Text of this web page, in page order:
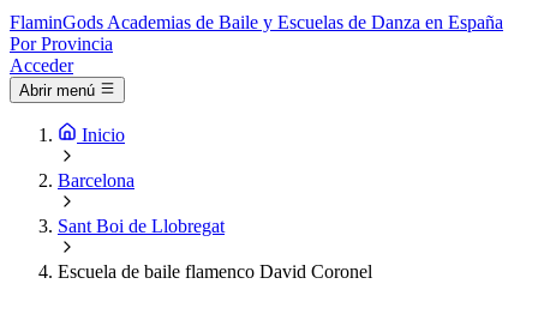
FlaminGods Academias de Baile y Escuelas de Danza en España
Por Provincia
Acceder
Abrir menú
Inicio
Barcelona
Sant Boi de Llobregat
Escuela de baile flamenco David Coronel